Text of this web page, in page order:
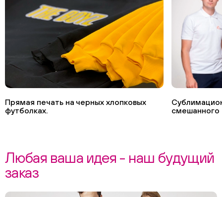
Прямая печать на черных хлопковых
футболках.
смешанного
Любая ваша идея - наш будущий
заказ